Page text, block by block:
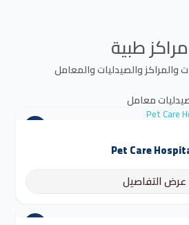
طبية
والصيدليات والمعامل
معامل
عرض التفاصيل